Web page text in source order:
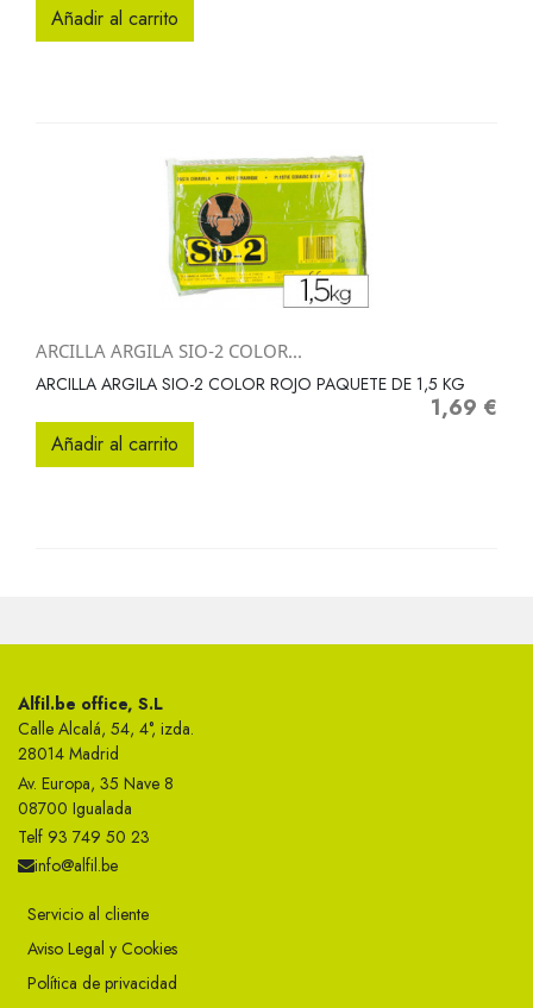
Añadir al carrito
ARCILLA ARGILA SIO-2 COLOR...
ARCILLA ARGILA SIO-2 COLOR ROJO PAQUETE DE 1,5 KG
Precio
1,69 €
Añadir al carrito
Alfil.be office, S.L
Calle Alcalá, 54, 4°, izda.
28014 Madrid
Av. Europa, 35 Nave 8
08700 Igualada
Telf 93 749 50 23
info@alfil.be
Servicio al cliente
Aviso Legal y Cookies
Política de privacidad